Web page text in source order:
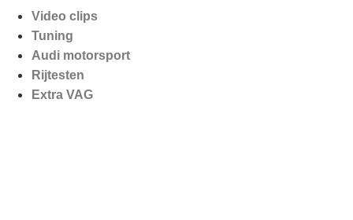
Video clips
Tuning
Audi motorsport
Rijtesten
Extra VAG